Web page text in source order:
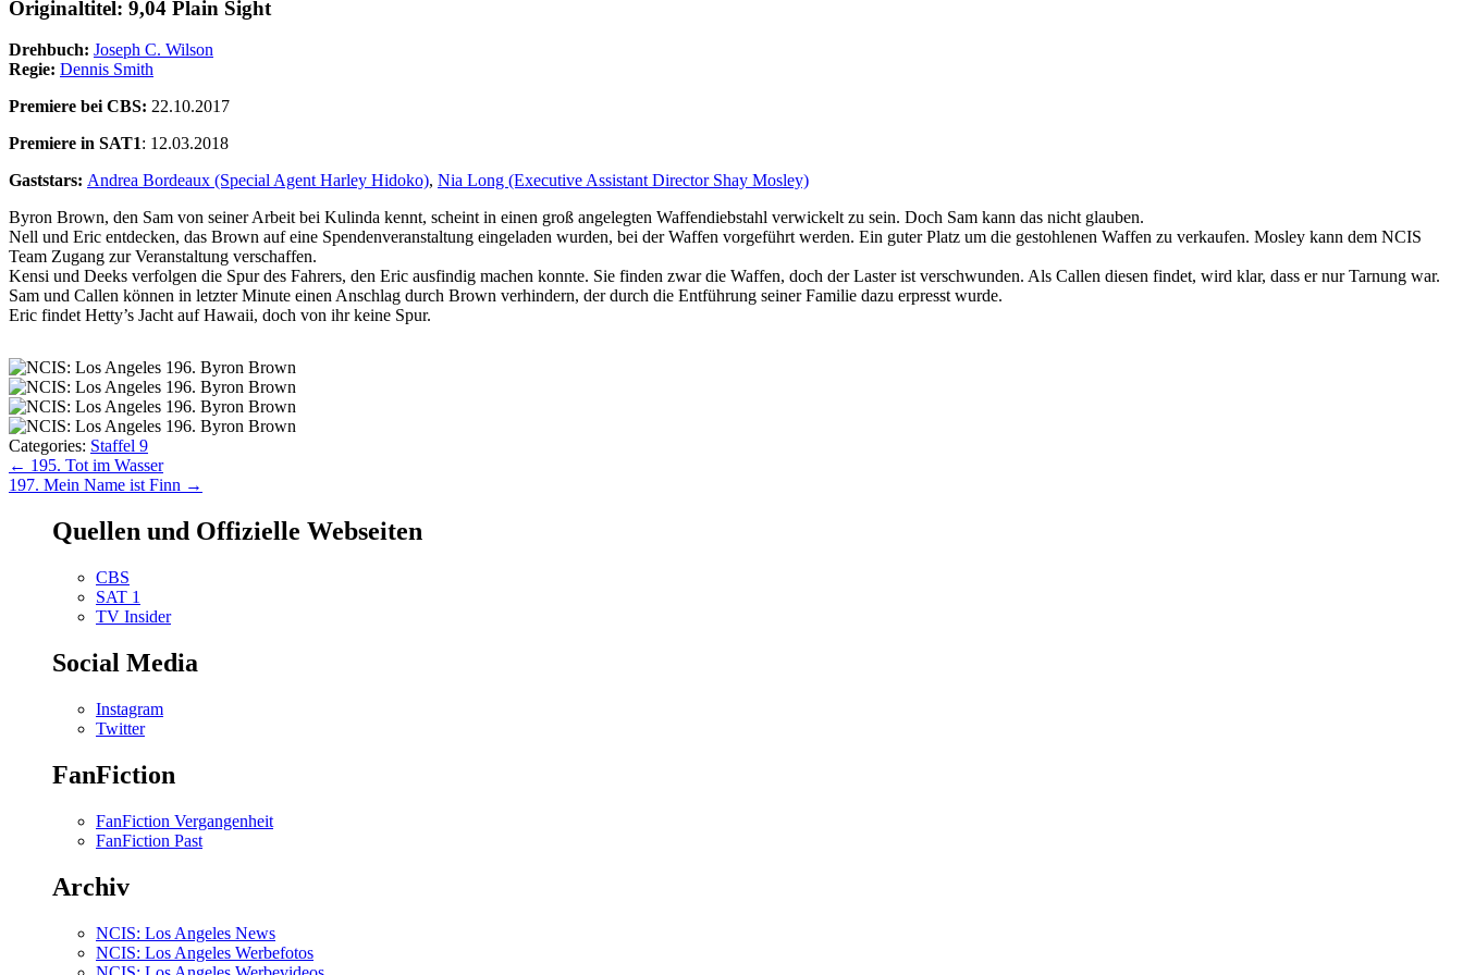
Originaltitel: 9,04 Plain Sight
Drehbuch: Joseph C. Wilson
Regie: Dennis Smith
Premiere bei CBS: 22.10.2017
Premiere in SAT1: 12.03.2018
Gaststars: Andrea Bordeaux (Special Agent Harley Hidoko), Nia Long (Executive Assistant Director Shay Mosley)
Byron Brown, den Sam von seiner Arbeit bei Kulinda kennt, scheint in einen groß angelegten Waffendiebstahl verwickelt zu sein. Doch Sam kann das nicht glauben.
Nell und Eric entdecken, das Brown auf eine Spendenveranstaltung eingeladen wurden, bei der Waffen vorgeführt werden. Ein guter Platz um die gestohlenen Waffen zu verkaufen. Mosley kann dem NCIS
Team Zugang zur Veranstaltung verschaffen.
Kensi und Deeks verfolgen die Spur des Fahrers, den Eric ausfindig machen konnte. Sie finden zwar die Waffen, doch der Laster ist verschwunden. Als Callen diesen findet, wird klar, dass er nur Tarnung war.
Sam und Callen können in letzter Minute einen Anschlag durch Brown verhindern, der durch die Entführung seiner Familie dazu erpresst wurde.
Eric findet Hetty’s Jacht auf Hawaii, doch von ihr keine Spur.
Categories: Staffel 9
Beitragsnavigation
← 195. Tot im Wasser
197. Mein Name ist Finn →
Quellen und Offizielle Webseiten
CBS
SAT 1
TV Insider
Social Media
Instagram
Twitter
FanFiction
FanFiction Vergangenheit
FanFiction Past
Archiv
NCIS: Los Angeles News
NCIS: Los Angeles Werbefotos